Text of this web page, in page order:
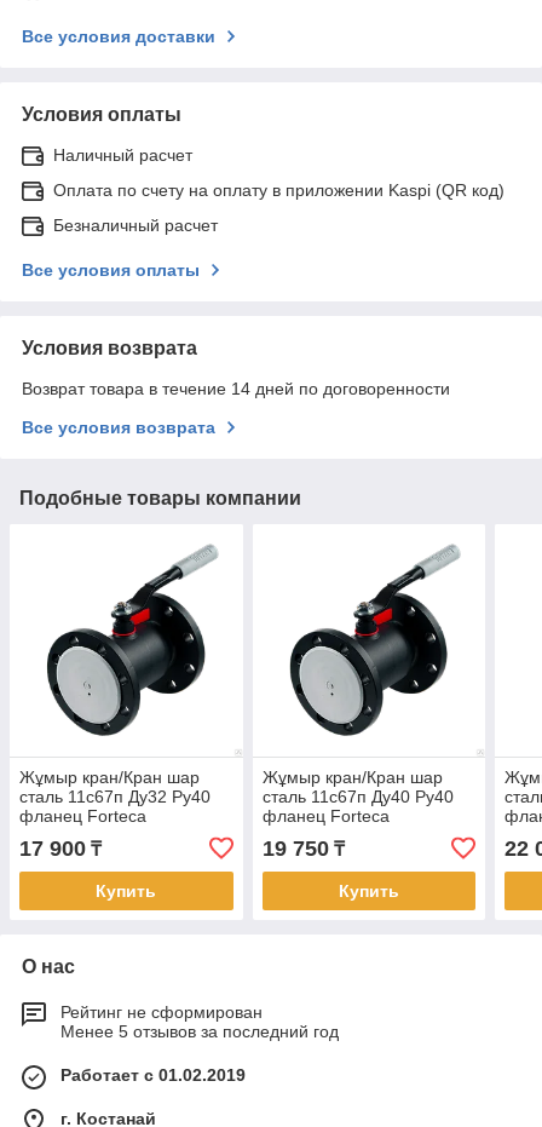
Все условия доставки
Условия оплаты
Наличный расчет
Оплата по счету на оплату в приложении Kaspi (QR код)
Безналичный расчет
Все условия оплаты
Условия возврата
Возврат товара в течение 14 дней по договоренности
Все условия возврата
Подобные товары компании
Жұмыр кран/Кран шар
сталь 11с67п Ду32 Ру40
фланец Forteca
17 900 ₸
Купить
Жұмыр кран/Кран шар
сталь 11с67п Ду40 Ру40
фланец Forteca
19 750₸
Купить
22
О нас
Рейтинг не сформирован
Менее 5 отзывов за последний год
Работает с 01.02.2019
г. Костанай